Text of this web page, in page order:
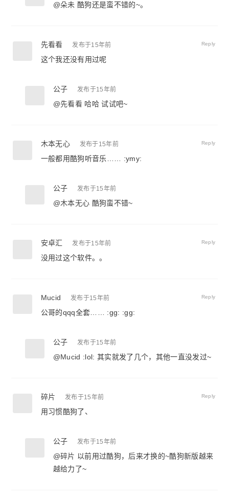
@朵未 酷狗还是蛮不错的~。
Reply
先看看 发布于15年前
这个我还没有用过呢
公子 发布于15年前
@先看看 哈哈 试试吧~
Reply
木本无心 发布于15年前
一般都用酷狗听音乐…… :ymy:
公子 发布于15年前
@木本无心 酷狗蛮不错~
Reply
安卓汇 发布于15年前
没用过这个软件。。
Reply
Mucid 发布于15年前
公哥的qqq全套…… :gg: :gg:
公子 发布于15年前
@Mucid :lol: 其实就发了几个，其他一直没发过~
Reply
碎片 发布于15年前
用习惯酷狗了、
公子 发布于15年前
@碎片 以前用过酷狗，后来才换的~酷狗新版越来
越给力了~